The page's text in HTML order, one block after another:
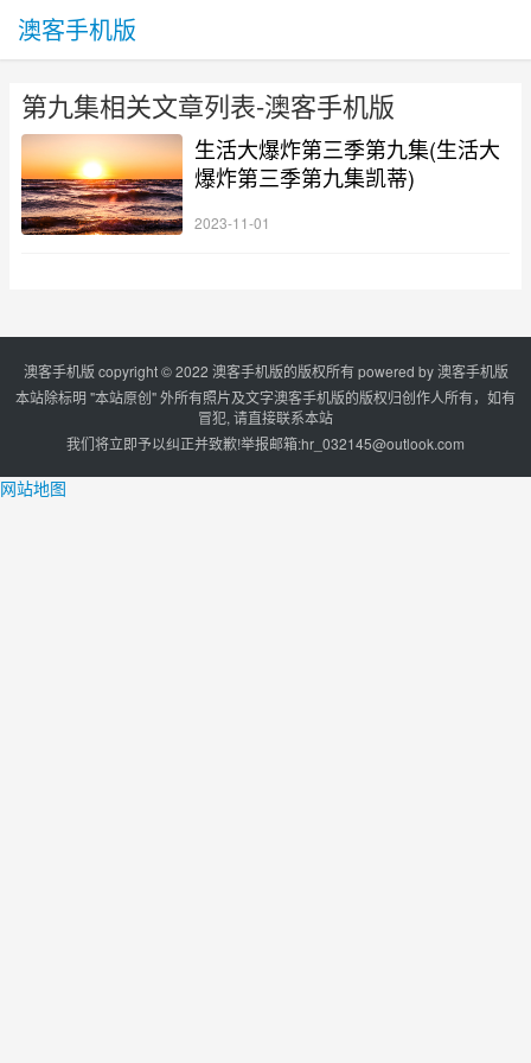
澳客手机版
第九集相关文章列表-澳客手机版
生活大爆炸第三季第九集(生活大
爆炸第三季第九集凯蒂)
2023-11-01
澳客手机版 copyright © 2022 澳客手机版的版权所有 powered by澳客手机版
本站除标明 "本站原创" 外所有照片及文字澳客手机版的版权归创作人所有，如有
冒犯, 请直接联系本站
我们将立即予以纠正并致歉!举报邮箱:hr_032145@outlook.com
网站地图